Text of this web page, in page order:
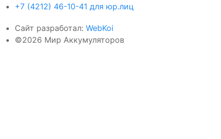
+7 (4212) 46-10-41 для юр.лиц
Сайт разработал: WebKoi
©2026 Мир Аккумуляторов